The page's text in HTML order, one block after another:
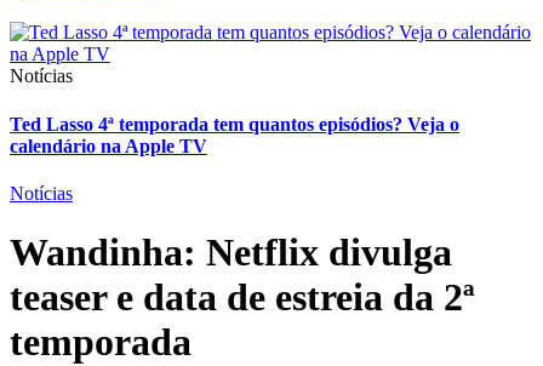
Notícias
Ted Lasso 4ª temporada tem quantos episódios? Veja o
calendário na Apple TV
Notícias
Wandinha: Netflix divulga
teaser e data de estreia da 2ª
temporada